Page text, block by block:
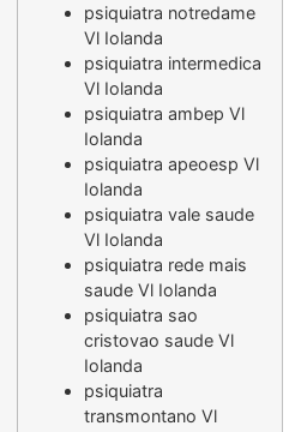
psiquiatra notredame
Vl Iolanda
psiquiatra intermedica
Vl Iolanda
psiquiatra ambep Vl
Iolanda
psiquiatra apeoesp Vl
Iolanda
psiquiatra vale saude
Vl Iolanda
psiquiatra rede mais
saude Vl Iolanda
psiquiatra sao
cristovao saude Vl
Iolanda
psiquiatra
transmontano Vl